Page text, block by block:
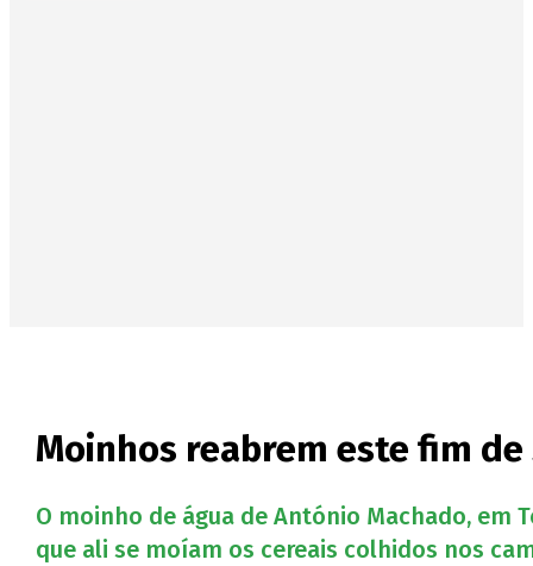
Moinhos reabrem este fim
O moinho de água de António Machado, em
que ali se moíam os cereais colhidos nos